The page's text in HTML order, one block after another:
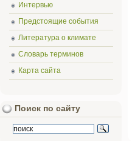
Интервью
Предстоящие события
Литература о климате
Словарь терминов
Карта сайта
Поиск по сайту